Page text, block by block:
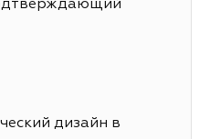
дизайн в